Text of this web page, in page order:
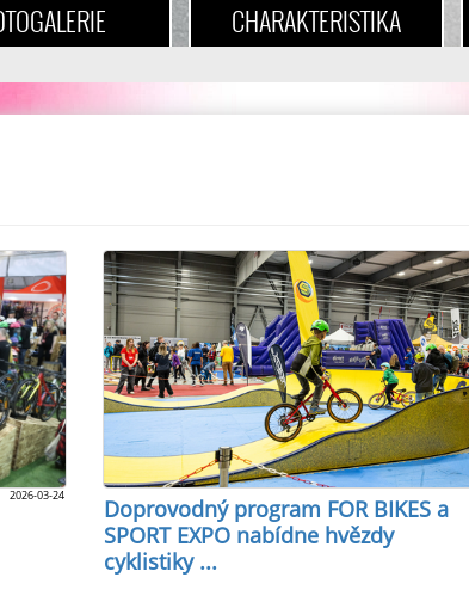
CHARAKTERISTIKA
2026-03-24
Doprovodný program FOR BIKES a
SPORT EXPO nabídne hvězdy
cyklistiky ...